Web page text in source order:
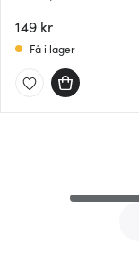
149 kr
Få i lager